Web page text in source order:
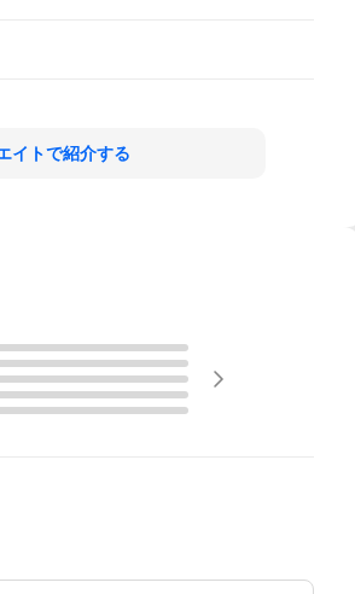
イトで紹介する